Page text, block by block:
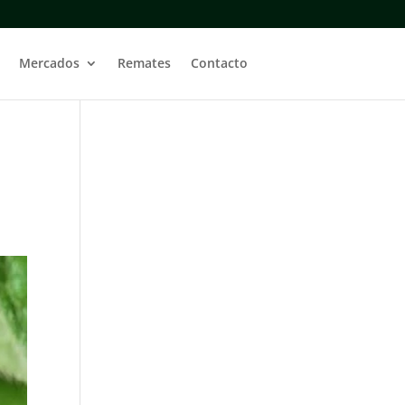
Mercados Remates Contacto